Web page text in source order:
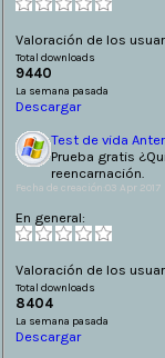
Valoración de los
Total downloads
9440
La semana pasada
Descargar
Test de vida
Prueba gratis
reencarnación.
Fecha de creación:03 Apr 2017
En general:
Valoración de los
Total downloads
8404
La semana pasada
Descargar